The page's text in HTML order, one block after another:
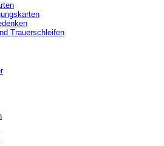
Trauerschleifen